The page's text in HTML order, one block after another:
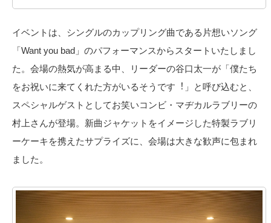
イベントは、シングルのカップリング曲である⽚想いソング
「Want you bad」のパフォーマンスからスタートいたしまし
た。会場の熱気が⾼まる中、リーダーの⾕⼝太⼀が「僕たち
をお祝いに来てくれた⽅がいるそうです︕」と呼び込むと、
スペシャルゲストとしてお笑いコンビ・マヂカルラブリーの
村上さんが登場。新曲ジャケットをイメージした特製ラブリ
ーケーキを携えたサプライズに、会場は⼤きな歓声に包まれ
ました。